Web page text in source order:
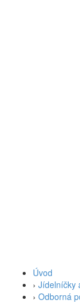
Úvod
› Jídelníčky
› Odborná